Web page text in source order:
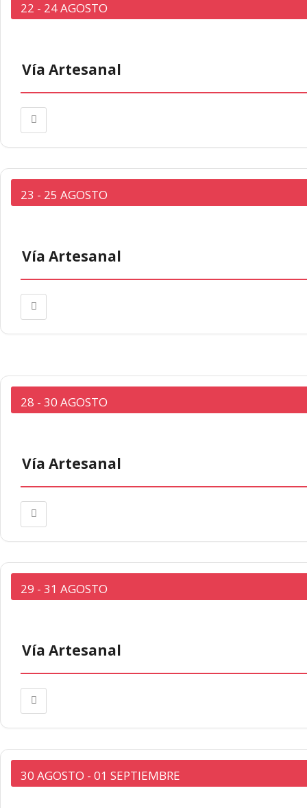
22 - 24 AGOSTO
Vía Artesanal
23 - 25 AGOSTO
Vía Artesanal
28 - 30 AGOSTO
Vía Artesanal
29 - 31 AGOSTO
Vía Artesanal
30 AGOSTO - 01 SEPTIEMBRE